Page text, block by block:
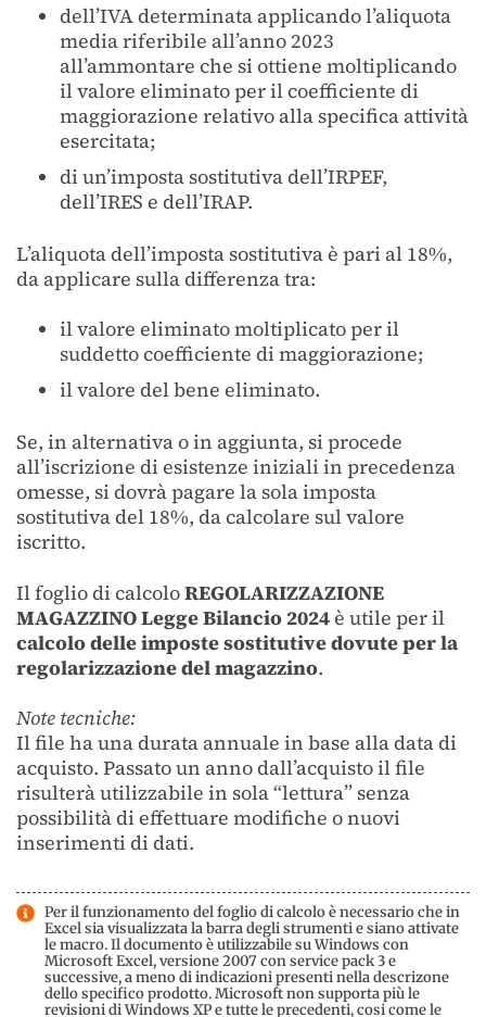
dell’IVA determinata applicando l’aliquota
media riferibile all’anno 2023
all’ammontare che si ottiene moltiplicando
il valore eliminato per il coefficiente di
maggiorazione relativo alla specifica attività
esercitata;
di un’imposta sostitutiva dell’IRPEF,
dell’IRES e dell’IRAP.
L’aliquota dell’imposta sostitutiva è pari al 18%,
da applicare sulla differenza tra:
il valore eliminato moltiplicato per il
suddetto coefficiente di maggiorazione;
il valore del bene eliminato.
Se, in alternativa o in aggiunta, si procede
all’iscrizione di esistenze iniziali in precedenza
omesse, si dovrà pagare la sola imposta
sostitutiva del 18%, da calcolare sul valore
iscritto.
Il foglio di calcoloREGOLARIZZAZIONE
MAGAZZINO Legge Bilancio 2024è utile per il
calcolo delle imposte sostitutive dovute per la
regolarizzazione del magazzino.
Note tecniche:
Il file ha una durata annuale in base alla data di
acquisto. Passato un anno dall’acquisto il file
risulterà utilizzabile in sola “lettura” senza
possibilità di effettuare modifiche o nuovi
inserimenti di dati.
Per il funzionamento del foglio di calcolo è necessario che in
Excel sia visualizzata la barra degli strumenti e siano attivate
le macro. Il documento è utilizzabile su Windows con
Microsoft Excel, versione 2007 con service pack 3 e
successive, a meno di indicazioni presenti nella descrizone
dello specifico prodotto. Microsoft non supporta più le
revisioni di Windows XP e tutte le precedenti, cosi come le